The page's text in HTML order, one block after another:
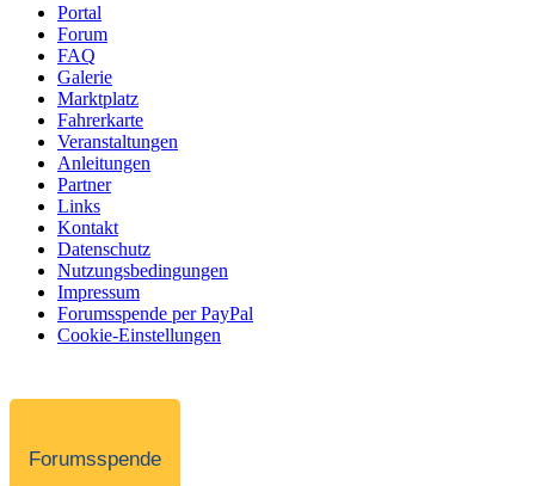
Portal
Forum
FAQ
Galerie
Marktplatz
Fahrerkarte
Veranstaltungen
Anleitungen
Partner
Links
Kontakt
Datenschutz
Nutzungsbedingungen
Impressum
Forumsspende per PayPal
Cookie-Einstellungen
Forumsspende